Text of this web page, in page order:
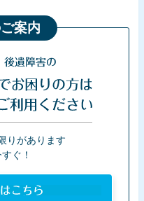
案内
後遺障害の
お困りの方は
利用ください
りがあります
ぐ！
こちら